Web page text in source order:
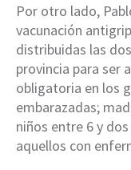
Por otro lado,
vacunación
distribuidas las
provincia para ser
obligatoria en los
embarazadas;
niños entre 6 y
aquellos con